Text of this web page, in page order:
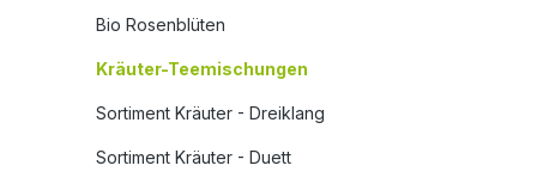
Bio Rosenblüten
Kräuter-Teemischungen
Sortiment Kräuter - Dreiklang
Sortiment Kräuter - Duett